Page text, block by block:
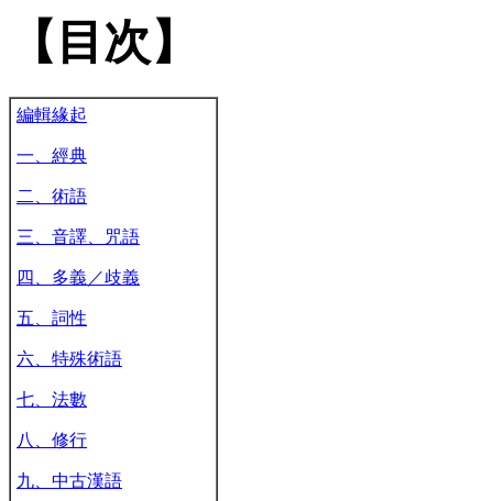
【目次】
編輯緣起
一、經典
二、術語
三、音譯、咒語
四、多義／歧義
五、詞性
六、特殊術語
七、法數
八、修行
九、中古漢語